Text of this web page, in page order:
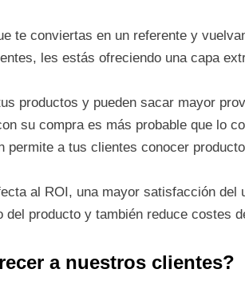
te conviertas en un referente y
les estás ofreciendo una capa
productos y pueden sacar mayor
su compra es más probable que lo
permite a tus clientes conocer
al ROI, una mayor satisfacción del
producto y también reduce costes
a nuestros clientes?